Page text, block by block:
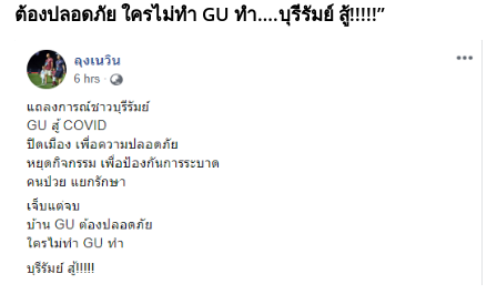
ต้องปลอดภัย ใครไม่ทำ GUทำ….บุรีรัมย์ สู้!!!!!”